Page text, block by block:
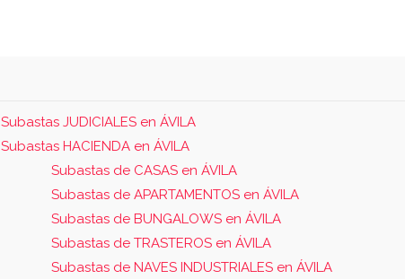
Subastas JUDICIALES en ÁVILA
Subastas HACIENDA en ÁVILA
Subastas de CASAS en ÁVILA
Subastas de APARTAMENTOS en ÁVILA
Subastas de BUNGALOWS en ÁVILA
Subastas de TRASTEROS en ÁVILA
Subastas de NAVES INDUSTRIALES en ÁVILA